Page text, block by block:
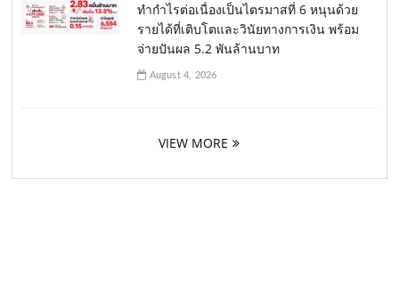
ทำกำไรต่อเนื่องเป็นไตรมาสที่ 6 หนุนด้วย
รายได้ที่เติบโตและวินัยทางการเงิน พร้อม
จ่ายปันผล 5.2 พันล้านบาท
August 4, 2026
VIEW MORE